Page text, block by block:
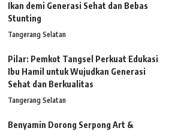
Ikan demi Generasi Sehat dan Bebas
Stunting
Tangerang Selatan
Pilar: Pemkot Tangsel Perkuat Edukasi
Ibu Hamil untuk Wujudkan Generasi
Sehat dan Berkualitas
Tangerang Selatan
Benyamin Dorong Serpong Art &